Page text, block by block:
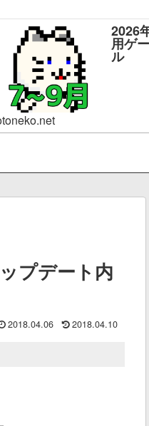
2026
用ゲ
ル
プデート内
2018.04.06 2018.04.10